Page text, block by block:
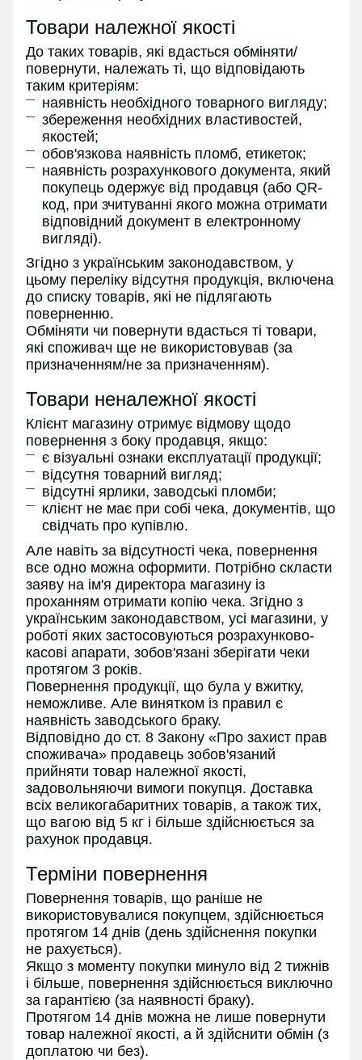
Товари належної якості
До таких товарів, які вдасться обміняти/
повернути, належать ті, що відповідають
таким критеріям:
наявність необхідного товарного вигляду;
збереження необхідних властивостей,
якостей;
обов'язкова наявність пломб, етикеток;
наявність розрахункового документа, який
покупець одержує від продавця (або QR-
код, при зчитуванні якого можна отримати
відповідний документ в електронному
вигляді).
Згідно з українським законодавством, у
цьому переліку відсутня продукція, включена
до списку товарів, які не підлягають
поверненню.
Обміняти чи повернути вдасться ті товари,
які споживач ще не використовував (за
призначенням/не за призначенням).
Товари неналежної якості
Клієнт магазину отримує відмову щодо
повернення з боку продавця, якщо:
є візуальні ознаки експлуатації продукції;
відсутня товарний вигляд;
відсутні ярлики, заводські пломби;
клієнт не має при собі чека, документів, що
свідчать про купівлю.
Але навіть за відсутності чека, повернення
все одно можна оформити. Потрібно скласти
заяву на ім'я директора магазину із
проханням отримати копію чека. Згідно з
українським законодавством, усі магазини, у
роботі яких застосовуються розрахунково-
касові апарати, зобов'язані зберігати чеки
протягом 3 років.
Повернення продукції, що була у вжитку,
неможливе. Але винятком із правил є
наявність заводського браку.
Відповідно до ст. 8 Закону «Про захист прав
споживача» продавець зобов'язаний
прийняти товар належної якості,
задовольняючи вимоги покупця. Доставка
всіх великогабаритних товарів, а також тих,
що вагою від 5 кг і більше здійснюється за
рахунок продавця.
Терміни повернення
Повернення товарів, що раніше не
використовувалися покупцем, здійснюється
протягом 14 днів (день здійснення покупки
не рахується).
Якщо з моменту покупки минуло від 2 тижнів
і більше, повернення здійснюється виключно
за гарантією (за наявності браку).
Протягом 14 днів можна не лише повернути
товар належної якості, а й здійснити обмін (з
доплатою чи без).